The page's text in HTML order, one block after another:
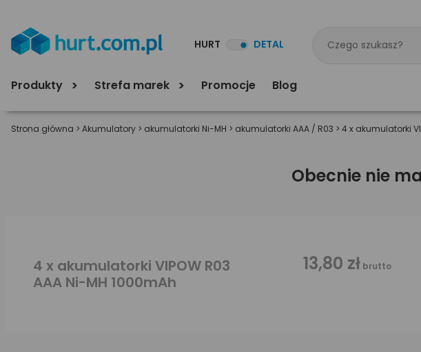
HURT DETAL
Produkty Strefa marek Promocje Blog
Strona główna > Akumulatory > akumulatorki Ni-MH > akumulatorki AAA / R03 > 4 x akumulatorki
Obecnie nie
4 x akumulatorki VIPOW R03
AAA Ni-MH 1000mAh
13,80 zł brutto